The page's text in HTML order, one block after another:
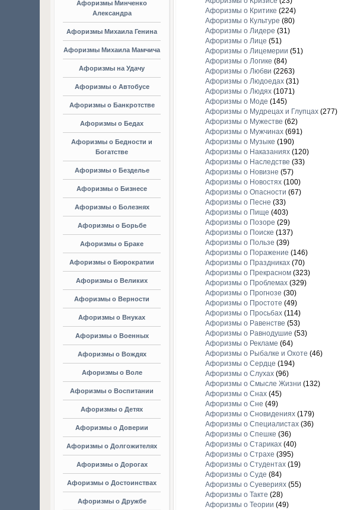
Афоризмы Минченко
Александра
Афоризмы Михаила Генина
Афоризмы Михаила Мамчича
Афоризмы на Удачу
Афоризмы о Автобусе
Афоризмы о Банкротстве
Афоризмы о Бедах
Афоризмы о Бедности и
Богатстве
Афоризмы о Безделье
Афоризмы о Бизнесе
Афоризмы о Болезнях
Афоризмы о Борьбе
Афоризмы о Браке
Афоризмы о Бюрократии
Афоризмы о Великих
Афоризмы о Верности
Афоризмы о Внуках
Афоризмы о Военных
Афоризмы о Вождях
Афоризмы о Воле
Афоризмы о Воспитании
Афоризмы о Детях
Афоризмы о Доверии
Афоризмы о Долгожителях
Афоризмы о Дорогах
Афоризмы о Достоинствах
Афоризмы о Дружбе
Афоризмы о Критике (224)
Афоризмы о Культуре (80)
Афоризмы о Лидере (31)
Афоризмы о Лице (51)
Афоризмы о Лицемерии (51)
Афоризмы о Логике (84)
Афоризмы о Любви (2263)
Афоризмы о Людоедах(31)
Афоризмы о Людях(1071)
Афоризмы о Моде (145)
Афоризмы о Мудрецах и Глупцах(277)
Афоризмы о Мужестве (62)
Афоризмы о Мужчинах(691)
Афоризмы о Музыке (190)
Афоризмы о Наказаниях(120)
Афоризмы о Наследстве (33)
Афоризмы о Новизне (57)
Афоризмы о Новостях(100)
Афоризмы о Опасности (67)
Афоризмы о Песне (33)
Афоризмы о Пище (403)
Афоризмы о Позоре (29)
Афоризмы о Поиске (137)
Афоризмы о Пользе (39)
Афоризмы о Поражение (146)
Афоризмы о Праздниках(70)
Афоризмы о Прекрасном(323)
Афоризмы о Проблемах(329)
Афоризмы о Прогнозе (30)
Афоризмы о Простоте (49)
Афоризмы о Просьбах(114)
Афоризмы о Равенстве (53)
Афоризмы о Равнодушие (53)
Афоризмы о Рекламе (64)
Афоризмы о Рыбалке и Охоте (46)
Афоризмы о Сердце (194)
Афоризмы о Слухах(96)
Афоризмы о Смысле Жизни (132)
Афоризмы о Снах(45)
Афоризмы о Сне (49)
Афоризмы о Сновидениях(179)
Афоризмы о Специалистах(36)
Афоризмы о Спешке (36)
Афоризмы о Стариках(40)
Афоризмы о Страхе (395)
Афоризмы о Студентах(19)
Афоризмы о Суде (84)
Афоризмы о Суевериях(55)
Афоризмы о Такте (28)
Афоризмы о Теории (49)